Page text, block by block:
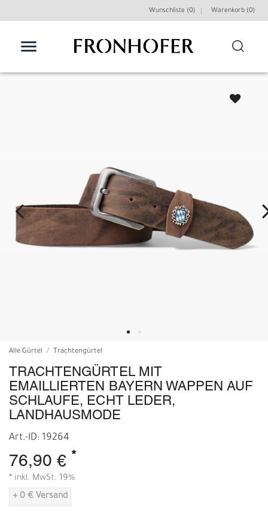
Wunschliste (0) Warenkorb (0)
Alle Gürtel Trachtengürtel
TRACHTENGÜRTEL MIT
EMAILLIERTEN BAYERN WAPPEN AUF
SCHLAUFE, ECHT LEDER,
LANDHAUSMODE
Art.-ID: 19264
76,90 € *
* inkl. MwSt. 19%
+ 0 € Versand